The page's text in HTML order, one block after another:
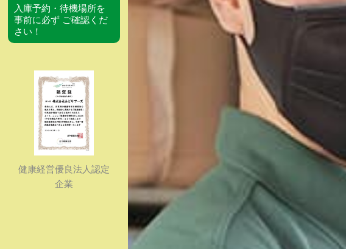
入庫予約・待機場所を
事前に必ず ご確認くだ
さい！
健康経営優良法人認定
企業